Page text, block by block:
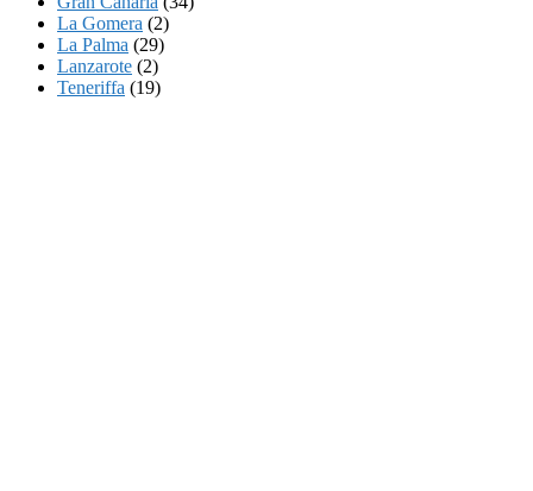
La Gomera (2)
La Palma (29)
Lanzarote (2)
Teneriffa (19)